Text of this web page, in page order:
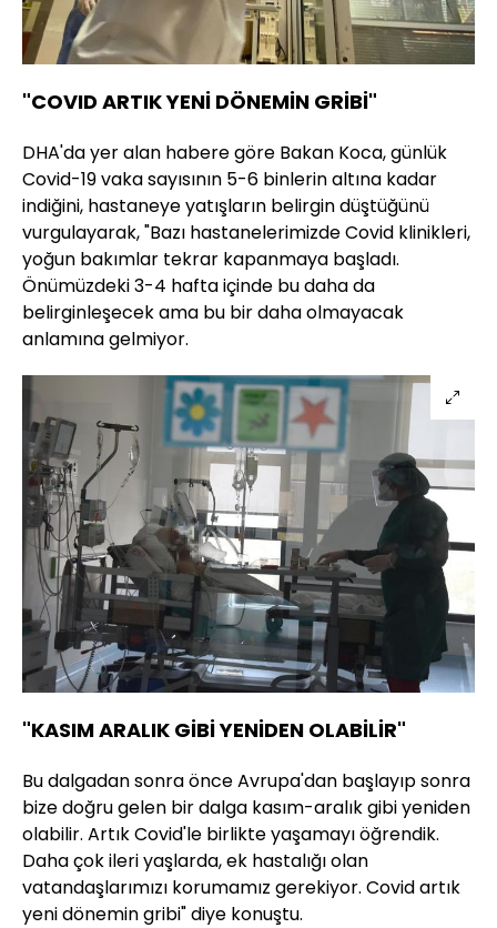
"COVID ARTIK YENİ DÖNEMİN GRİBİ"
DHA'da yer alan habere göre Bakan Koca, günlük
Covid-19 vaka sayısının 5-6 binlerin altına kadar
indiğini, hastaneye yatışların belirgin düştüğünü
vurgulayarak, "Bazı hastanelerimizde Covid klinikleri,
yoğun bakımlar tekrar kapanmaya başladı.
Önümüzdeki 3-4 hafta içinde bu daha da
belirginleşecek ama bu bir daha olmayacak
anlamına gelmiyor.
"KASIM ARALIK GİBİ YENİDEN OLABİLİR"
Bu dalgadan sonra önce Avrupa'dan başlayıp sonra
bize doğru gelen bir dalga kasım-aralık gibi yeniden
olabilir. Artık Covid'le birlikte yaşamayı öğrendik.
Daha çok ileri yaşlarda, ek hastalığı olan
vatandaşlarımızı korumamız gerekiyor. Covid artık
yeni dönemin gribi" diye konuştu.